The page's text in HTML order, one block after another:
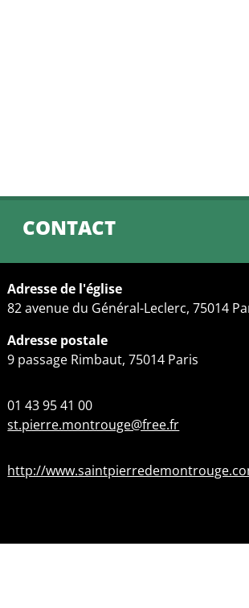
CONTACT
Adresse de l'église
82 avenue du Général-Leclerc, 75014
Adresse postale
9 passage Rimbaut, 75014 Paris
01 43 95 41 00
st.pierre.montrouge@free.fr
http://